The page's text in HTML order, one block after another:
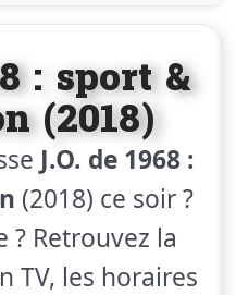
: sport &
(2018)
J.O. de 1968 :
(2018) ce soir ?
? Retrouvez la
TV, les horaires